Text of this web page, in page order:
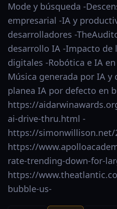
Mode y búsqueda -
empresarial -IA y
desarrolladores -
desarrollo IA -Impacto de
digitales -Robótica e IA
Música generada por IA y
planea IA por defecto en
https://
ai-drive-thru.html -
https://simonwillison.net/
https://
rate-trending-down-for-
https://
bubble-us-